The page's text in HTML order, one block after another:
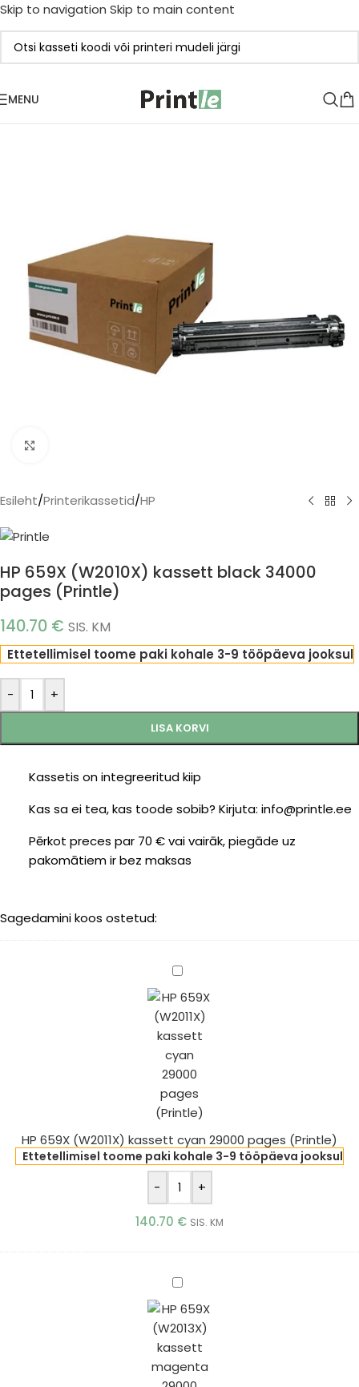
Skip to navigation Skip to main content
MENU
Esileht/Printerikassetid/HP
HP 659X (W2010X) kassett black 34000
pages (Printle)
140.70 € SIS. KM
Ettetellimisel toome paki kohale 3-9 tööpäeva jooksul
- +
LISA KORVI
Kassetis on integreeritud kiip
Kas sa ei tea, kas toode sobib? Kirjuta: info@printle.ee
Pērkot preces par 70 € vai vairāk, piegāde uz
pakomātiem ir bez maksas
Sagedamini koos ostetud:
HP
659X
(W2011X)
kassett
29000
(Printle)
HP 659X (W2011X) kassett cyan 29000 pages (Printle)
Ettetellimisel toome paki kohale 3-9 tööpäeva jooksul
- +
140.70 € SIS. KM
HP
659X
(W2013X)
kassett
29000